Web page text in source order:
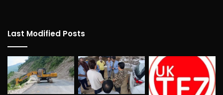
Last Modified Posts